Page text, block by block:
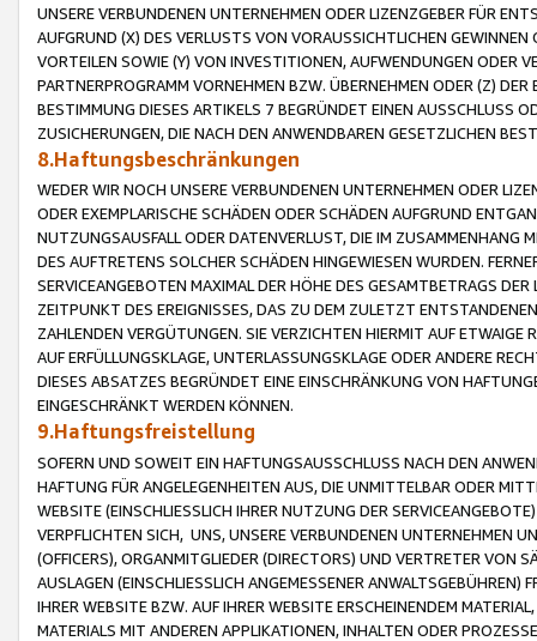
UNSERE VERBUNDENEN UNTERNEHMEN ODER LIZENZGEBER FÜR
AUFGRUND (X) DES VERLUSTS VON VORAUSSICHTLICHEN
VORTEILEN SOWIE (Y) VON INVESTITIONEN, AUFWENDUNGEN ODER
PARTNERPROGRAMM VORNEHMEN BZW. ÜBERNEHMEN ODER (Z)
BESTIMMUNG DIESES ARTIKELS 7 BEGRÜNDET EINEN AUSSCHLUSS
ZUSICHERUNGEN, DIE NACH DEN ANWENDBAREN GESETZLICHEN
8.Haftungsbeschränkungen
WEDER WIR NOCH UNSERE VERBUNDENEN UNTERNEHMEN ODER
ODER EXEMPLARISCHE SCHÄDEN ODER SCHÄDEN AUFGRUND
NUTZUNGSAUSFALL ODER DATENVERLUST, DIE IM ZUSAMMENHANG
DES AUFTRETENS SOLCHER SCHÄDEN HINGEWIESEN WURDEN.
SERVICEANGEBOTEN MAXIMAL DER HÖHE DES GESAMTBETRAGS
ZEITPUNKT DES EREIGNISSES, DAS ZU DEM ZULETZT
ZAHLENDEN VERGÜTUNGEN. SIE VERZICHTEN HIERMIT AUF
AUF ERFÜLLUNGSKLAGE, UNTERLASSUNGSKLAGE ODER ANDERE
DIESES ABSATZES BEGRÜNDET EINE EINSCHRÄNKUNG VON
EINGESCHRÄNKT WERDEN KÖNNEN.
9.Haftungsfreistellung
SOFERN UND SOWEIT EIN HAFTUNGSAUSSCHLUSS NACH DEN
HAFTUNG FÜR ANGELEGENHEITEN AUS, DIE UNMITTELBAR ODER
WEBSITE (EINSCHLIESSLICH IHRER NUTZUNG DER
VERPFLICHTEN SICH, UNS, UNSERE VERBUNDENEN UNTERNEHMEN
(OFFICERS), ORGANMITGLIEDER (DIRECTORS) UND VERTRETER VON
AUSLAGEN (EINSCHLIESSLICH ANGEMESSENER
IHRER WEBSITE BZW. AUF IHRER WEBSITE ERSCHEINENDEM
MATERIALS MIT ANDEREN APPLIKATIONEN, INHALTEN ODER